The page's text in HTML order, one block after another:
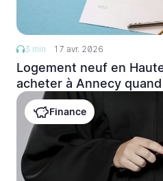
3 min 17 avr. 2026
Logement neuf en
acheter à Annecy
Finance